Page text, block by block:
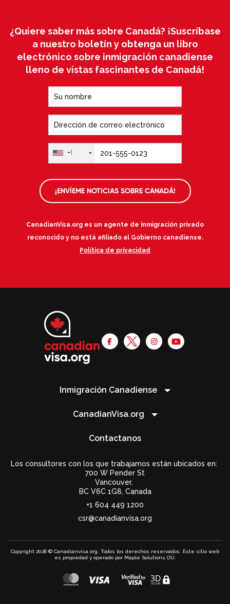
¿Quiere saber más sobre Canadá? ¡Suscríbase
a nuestro boletín y obtenga un libro
electrónico sobre inmigración canadiense
lleno de vistas fascinantes de Canadá!
+1
¡ENVÍEME NOTICIAS SOBRE CANADÁ!
CanadianVisa.org es un agente de inmigración privado
reconocido y no está afiliado al Gobierno canadiense.
Política de privacidad
Inmigración Canadiense
CanadianVisa.org
Contactanos
Los consultores con los que trabajamos están ubicados en:
700 W Pender St
Vancouver,
BC V6C 1G8, Canada
+1 604 449 1200
csr@canadianvisa.org
Copyright 2026 © Canadianvisa.org. Todos los derechos reservados. Este sitio web
es propiedad y operado por Maple Solutions OÜ.